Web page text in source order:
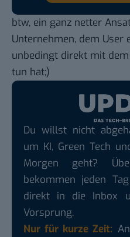
btw, ein ganz netter
Unternehmen, dem User
unbedingt direkt mit
tun hat;)
Du willst nicht
um KI, Green Tech
Morgen geht?
bekommen jeden
direkt in die Inbox
Vorsprung.
Nur für kurze Zeit: